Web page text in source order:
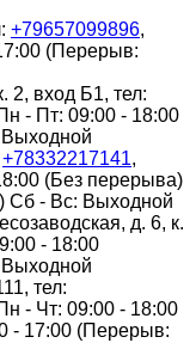
+79657099896,
(Перерыв:
2, вход Б1, тел:
- Пт: 09:00 - 18:00
+78332217141,
(Без перерыва)
Сб - Вс: Выходной
д. 6, к.
- 18:00
тел:
- Чт: 09:00 - 18:00
- 17:00 (Перерыв: